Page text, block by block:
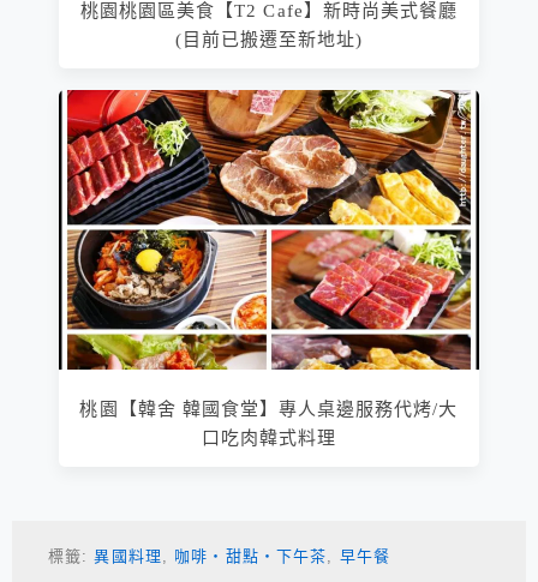
桃園桃園區美食【T2 Cafe】新時尚美式餐廳
(目前已搬遷至新地址)
桃園【韓舍 韓國食堂】專人桌邊服務代烤/大
口吃肉韓式料理
標籤:異國料理, 咖啡‧甜點‧下午茶, 早午餐